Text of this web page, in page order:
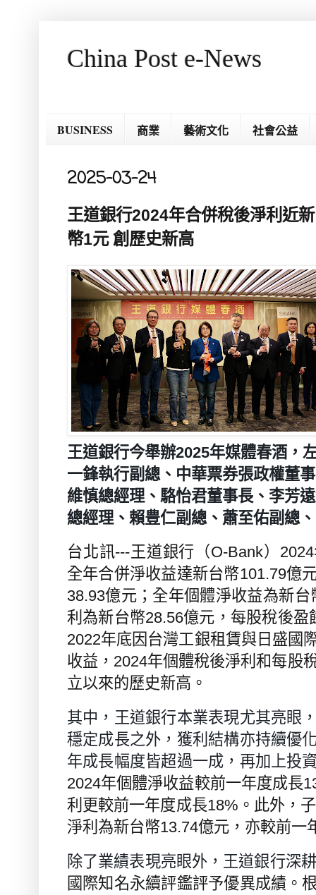
China Post e-News
BUSINESS 商業 藝術文化 社會公益
2025-03-24
王道銀行2024年合併稅後淨利近
幣1元 創歷史新高
王道銀行今舉辦2025年媒體春酒，
一鋒執行副總、中華票券張政權董
維慎總經理、駱怡君董事長、李芳
總經理、賴豊仁副總、蕭至佑副總
台北訊---王道銀行（O-Bank） 2024
全年合併淨收益達新台幣101.79億
38.93億元；全年個體淨收益為新台
利為新台幣28.56億元，每股稅後盈
2022年底因台灣工銀租賃與日盛國
收益， 2024年個體稅後淨利和每股
立以來的歷史新高。
其中，王道銀行本業表現尤其亮眼
穩定成長之外，獲利結構亦持續優
年成長幅度皆超過一成，再加上投
2024年個體淨收益較前一年度成長
利更較前一年度成長18% 。此外，
淨利為新台幣13.74億元，亦較前一
除了業績表現亮眼外，王道銀行深耕
國際知名永續評鑑評予優異成績。